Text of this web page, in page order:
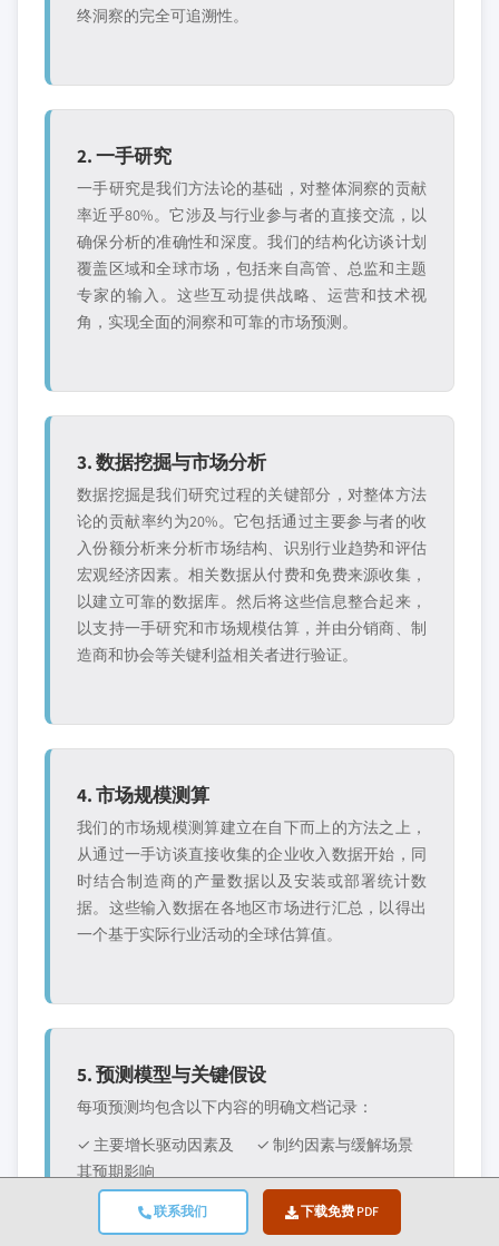
联系我们 下载免费 PDF
终洞察的完全可追溯性。
2. 一手研究
一手研究是我们方法论的基础，对整体洞察的贡献
率近乎80%。它涉及与行业参与者的直接交流，以
确保分析的准确性和深度。我们的结构化访谈计划
覆盖区域和全球市场，包括来自高管、总监和主题
专家的输入。这些互动提供战略、运营和技术视
角，实现全面的洞察和可靠的市场预测。
3. 数据挖掘与市场分析
数据挖掘是我们研究过程的关键部分，对整体方法
论的贡献率约为20%。它包括通过主要参与者的收
入份额分析来分析市场结构、识别行业趋势和评估
宏观经济因素。相关数据从付费和免费来源收集，
以建立可靠的数据库。然后将这些信息整合起来，
以支持一手研究和市场规模估算，并由分销商、制
造商和协会等关键利益相关者进行验证。
4. 市场规模测算
我们的市场规模测算建立在自下而上的方法之上，
从通过一手访谈直接收集的企业收入数据开始，同
时结合制造商的产量数据以及安装或部署统计数
据。这些输入数据在各地区市场进行汇总，以得出
一个基于实际行业活动的全球估算值。
5. 预测模型与关键假设
每项预测均包含以下内容的明确文档记录：
✓ 主要增长驱动因素及
其预期影响
✓ 制约因素与缓解场景
✓ 监管假设与政策变动
风险
✓ 技术普及曲线参数